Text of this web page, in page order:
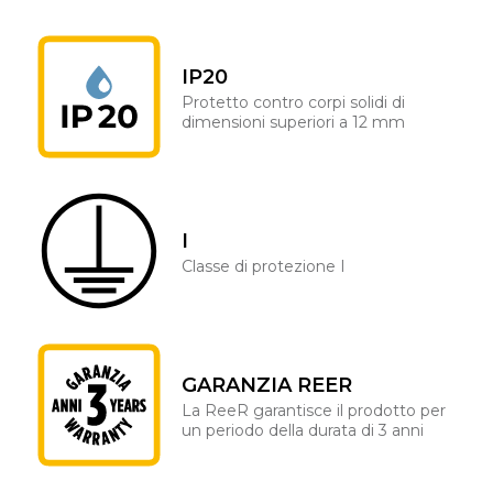
IP20
Protetto contro corpi solidi di
dimensioni superiori a 12 mm
I
Classe di protezione I
GARANZIA REER
La ReeR garantisce il prodotto per
un periodo della durata di 3 anni